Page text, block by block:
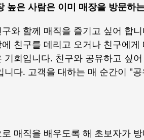
높은 사람은 이미 매장을 방문하
와 함께 매직을 즐기고 싶어 합
친구를 데리고 오거나 친구에
회입니다. 친구와 공유하고 싶
다. 고객을 대하는 매 순간이 "
매직을 배우도록 해 초보자가